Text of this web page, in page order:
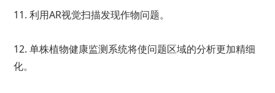
11. 利用AR视觉扫描发现作物问题。
12. 单株植物健康监测系统将使问题区域的分析更加精细
化。